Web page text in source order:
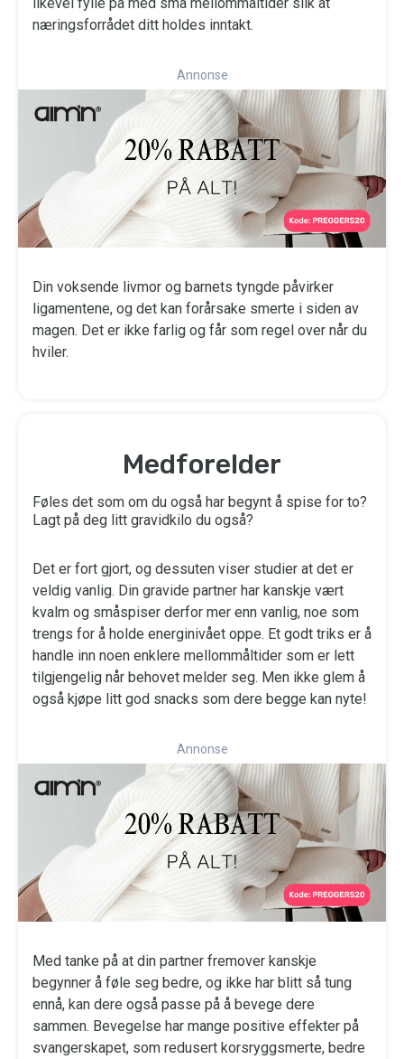
næringsforrådet ditt holdes inntakt.
Annonse
Din voksende livmor og barnets tyngde påvirker
ligamentene, og det kan forårsake smerte i siden av
magen. Det er ikke farlig og får som regel over når du
hviler.
Medforelder
Føles det som om du også har begynt å spise for to?
Lagt på deg litt gravidkilo du også?
Det er fort gjort, og dessuten viser studier at det er
veldig vanlig. Din gravide partner har kanskje vært
kvalm og småspiser derfor mer enn vanlig, noe som
trengs for å holde energinivået oppe. Et godt triks er å
handle inn noen enklere mellommåltider som er lett
tilgjengelig når behovet melder seg. Men ikke glem å
også kjøpe litt god snacks som dere begge kan nyte!
Annonse
Med tanke på at din partner fremover kanskje
begynner å føle seg bedre, og ikke har blitt så tung
ennå, kan dere også passe på å bevege dere
sammen. Bevegelse har mange positive effekter på
svangerskapet, som redusert korsryggsmerte, bedre